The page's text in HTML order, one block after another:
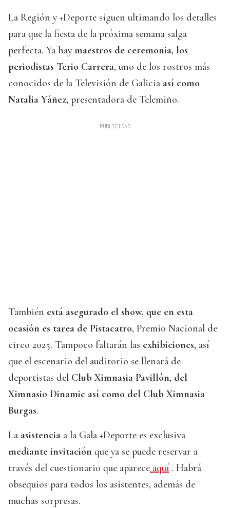
La Región y +Deporte siguen ultimando los detalles
para que la fiesta de la próxima semana salga
perfecta. Ya haymaestros de ceremonia, los
periodistas Terio Carrera, uno de los rostros más
conocidos de la Televisión de Galicia así como
Natalia Yáñez, presentadora de Telemiño.
También está asegurado el show, que en esta
ocasión es tarea de Pistacatro, Premio Nacional de
circo 2025. Tampoco faltarán las exhibiciones, así
que el escenario del auditorio se llenará de
deportistas del Club Ximnasia Pavillón, del
Ximnasio Dinamic así como del Club Ximnasia
Burgas.
La asistencia a la Gala +Deporte es exclusiva
mediante invitación que ya se puede reservar a
través del cuestionario que aparece aquí . Habrá
obsequios para todos los asistentes, además de
muchas sorpresas.